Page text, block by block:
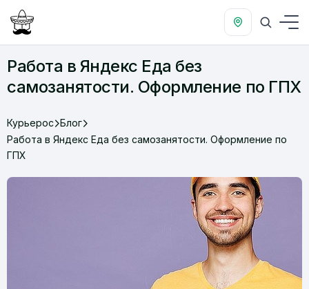
Работа в Яндекс Еда без
самозанятости. Оформление по ГПХ
Курьерос Блог
Работа в Яндекс Еда без самозанятости. Оформление по
ГПХ